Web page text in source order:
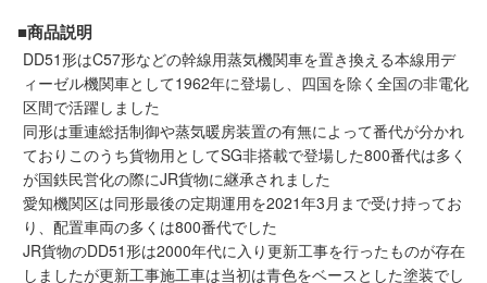
ご注文方法
ヘルプページ
■商品説明
DD51形はC57形などの幹線用蒸気機関車を置き換える本線用デ
ィーゼル機関車として1962年に登場し、四国を除く全国の非電化
区間で活躍しました
同形は重連総括制御や蒸気暖房装置の有無によって番代が分かれ
ておりこのうち貨物用としてSG非搭載で登場した800番代は多く
が国鉄民営化の際にJR貨物に継承されました
愛知機関区は同形最後の定期運用を2021年3月まで受け持ってお
り、配置車両の多くは800番代でした
JR貨物のDD51形は2000年代に入り更新工事を行ったものが存在
しましたが更新工事施工車は当初は青色をベースとした塗装でし